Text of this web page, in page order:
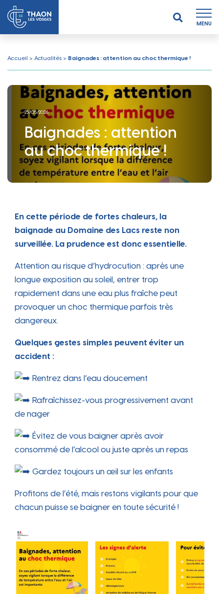
MENU
Accueil > Actualités > Baignades : attention au choc thermique !
25/05/2026
Baignades : attention
au choc thermique !
En cette période de fortes chaleurs, la
baignade au Domaine des Lacs reste non
surveillée. La prudence est donc essentielle.
Attention au risque d’hydrocution : après une
longue exposition au soleil, entrer trop
rapidement dans une eau plus fraîche peut
provoquer un choc thermique parfois très
dangereux.
Quelques gestes simples peuvent éviter un
accident :
Rentrez dans l’eau doucement
Rafraîchissez-vous progressivement avant
de nager
Évitez de vous baigner après avoir
consommé de l’alcool ou juste après un repas
Gardez toujours un œil sur les enfants
Profitons de l’été, mais restons vigilants pour que
chacun puisse se baigner en toute sécurité !